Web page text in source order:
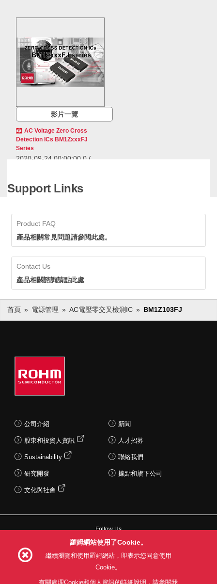
影片一覽
AC Voltage Zero Cross
Detection ICs BM1ZxxxFJ
Series
2020-09-24 00:00:00.0 (
reduces standby power
while continuously powered.
standby power consumption of
the zero cross circuit to just
0.01W while continuously
powered.
AC Voltage Zero
Cross Detection Ics
Support Links
Product FAQ
產品相關常見問題請參閱此處。
Contact Us
產品相關諮詢請點此處
首頁 電源管理 AC電壓零交叉檢測IC BM1Z103FJ
公司介紹
股東和投資人資訊
Sustainability
研究開發
文化與社會
新聞
人才招募
聯絡我們
據點和旗下公司
Follow Us
網站使用條款 利用目的 隱私權政策 網站地圖
羅姆網站使用了Cookie。
繼續瀏覽和使用羅姆網站，即表示您同意使用
Cookie。
有關處理Cookie和個人資訊的詳細說明，請參閱我